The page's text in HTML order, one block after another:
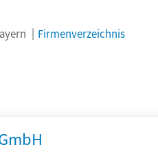
Firmenverzeichnis